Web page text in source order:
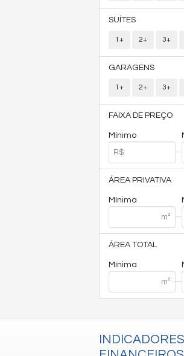
SUÍTES
1+ 2+ 3+
GARAGENS
1+ 2+ 3+
FAIXA DE PREÇO
Mínimo
ÁREA PRIVATIVA
Mínima
ÁREA TOTAL
Mínima
INDICADORES